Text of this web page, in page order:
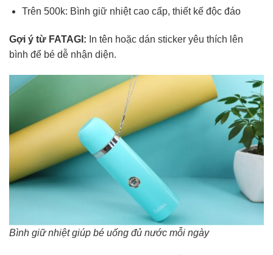
Trên 500k: Bình giữ nhiệt cao cấp, thiết kế độc đáo
Gợi ý từ FATAGI: In tên hoặc dán sticker yêu thích lên
bình để bé dễ nhận diện.
Bình giữ nhiệt giúp bé uống đủ nước mỗi ngày